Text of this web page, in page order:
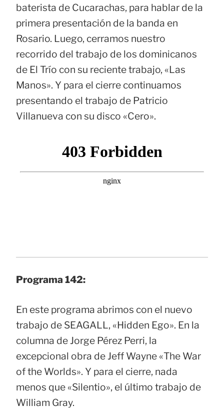
baterista de Cucarachas, para hablar de la
primera presentación de la banda en
Rosario. Luego, cerramos nuestro
recorrido del trabajo de los dominicanos
de El Trío con su reciente trabajo, «Las
Manos». Y para el cierre continuamos
presentando el trabajo de Patricio
Villanueva con su disco «Cero».
Programa 142:
En este programa abrimos con el nuevo
trabajo de SEAGALL, «Hidden Ego». En la
columna de Jorge Pérez Perri, la
excepcional obra de Jeff Wayne «The War
of the Worlds». Y para el cierre, nada
menos que «Silentio», el último trabajo de
William Gray.